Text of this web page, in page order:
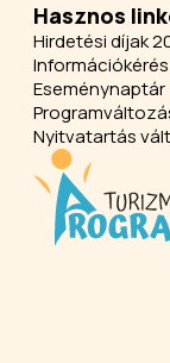
Hasznos
Hirdetési díjak
Információkérés
Eseménynaptár
Nyitvatartás